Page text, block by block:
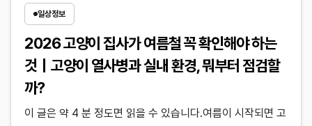
일상정보
2026 고양이 집사가 여름철 꼭 확인해야 하는
것｜고양이 열사병과 실내 환경, 뭐부터 점검할
까?
이 글은 약 4 분 정도면 읽을 수 있습니다.여름이 시작되면 고